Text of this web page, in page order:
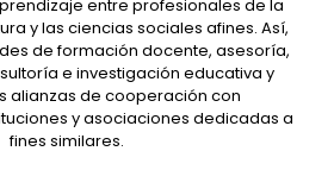
entre profesionales de la
y las ciencias sociales afines. Así,
de formación docente, asesoría,
e investigación educativa y
alianzas de cooperación con
y asociaciones dedicadas a
fines similares.